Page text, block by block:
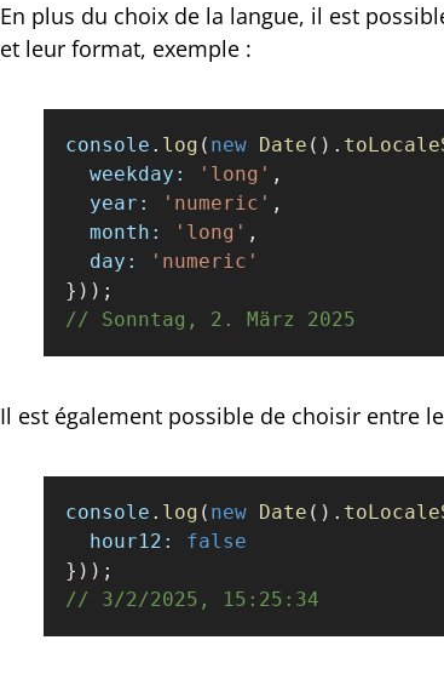
En plus du choix de la langue, il est
et leur format, exemple :
console . log ( new Date ().
  weekday:
'long' ,
  year:
'numeric' ,
  month:
'long' ,
  day:
'numeric'
}));
// Sonntag, 2. März 2025
Il est également possible de choisir entre
console . log ( new Date ().
  hour12:
false
}));
// 3/2/2025, 15:25:34